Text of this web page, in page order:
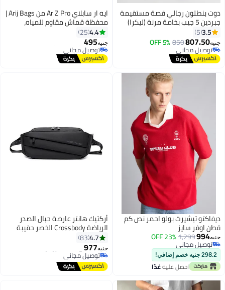
3
دوت بنطلون رجالي قصة مستقيمة
جبردين 5 جيب بخامة مرنة (ليكرا)
3.5
5
جنيه807.50
850
5% OFF
أقل سعر في 30 يوم
توصيل مجاني
أقل سعر في 30 يوم
4
ايه ار سابلاي Ar Z Pro من Arij Bags |
محفظة قماش مقاوم للمياه،
9 سم) (أسود)
4.4
25
جنيه495
#39 في محافظ رجالية
توصيل مجاني
#39 في محافظ رجالية
ديفاكتو تيشيرت بولو احمر نص كم
قطن اوفر سايز
جنيه994
1,299
23% OFF
توصيل مجاني
توصيل مجاني
298.2 جنيه خصم إضافي!
احصل عليهغدًا
أركتيك هانتر عارضة حبال الصدر
الرياضة Crossbody الخصر حقيبة
مقاومة للماء
4.7
83
جنيه977
#25 في شنط كروس للنساء
توصيل مجاني
#25 في شنط كروس للنساء